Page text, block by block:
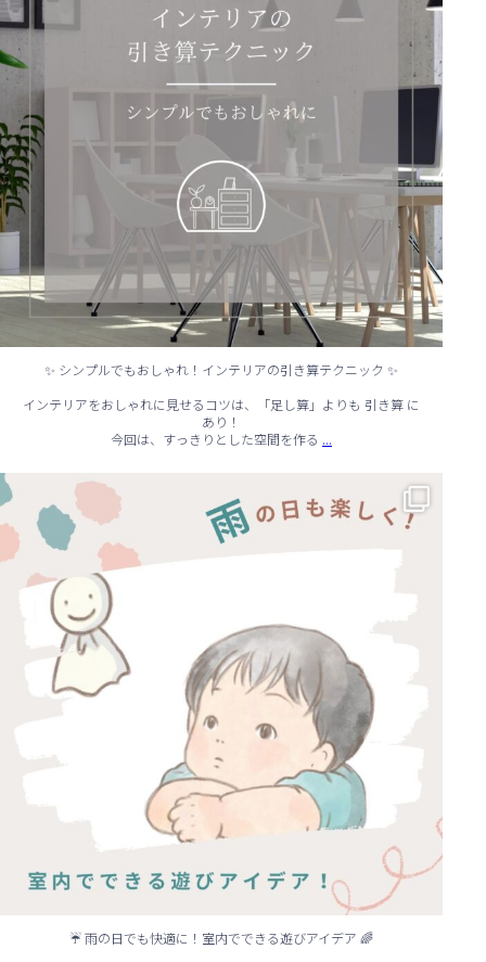
✨ シンプルでもおしゃれ！インテリアの引き算テクニック ✨
インテリアをおしゃれに見せるコツは、「足し算」よりも 引き算 に
あり！
今回は、すっきりとした空間を作る ...
☔ 雨の日でも快適に！室内でできる遊びアイデア 🌈
...
☔ 雨の日でも快適に！室内でできる遊びアイデア 🌈